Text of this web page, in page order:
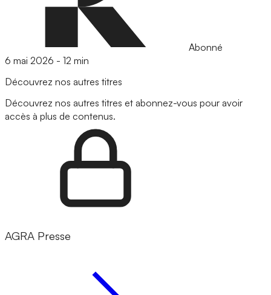
Abonné
6 mai 2026 - 12 min
Découvrez nos autres titres
Découvrez nos autres titres et abonnez-vous pour avoir
accès à plus de contenus.
AGRA Presse